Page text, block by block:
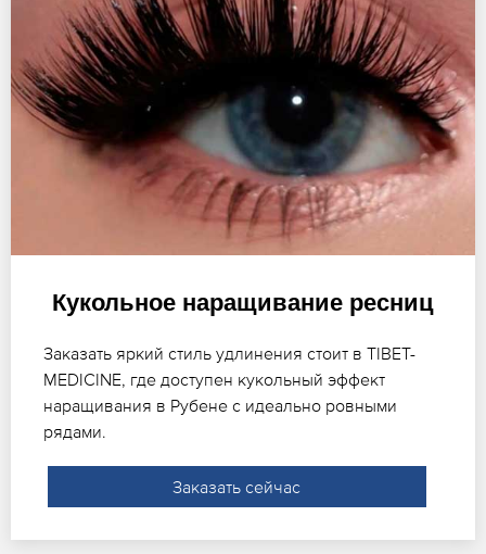
Кукольное наращивание ресниц
Заказать яркий стиль удлинения стоит в TIBET-
MEDICINE, где доступен кукольный эффект
наращивания в Рубене с идеально ровными
рядами.
Заказать сейчас